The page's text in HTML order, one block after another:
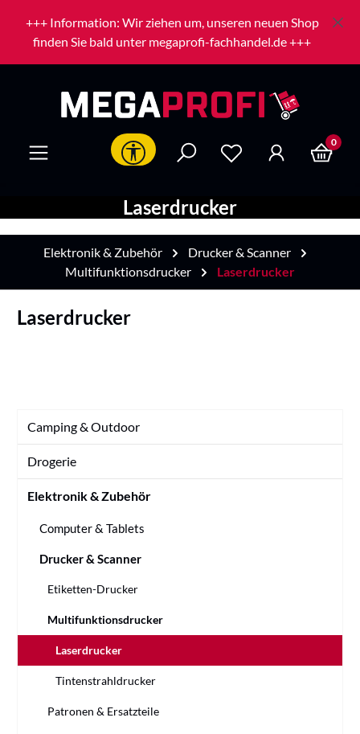
Zum Hauptinhalt springen
+++ Information: Wir ziehen um, unseren neuen Shop
finden Sie bald unter megaprofi-fachhandel.de +++
Werkzeugleiste anzeigen 0
Laserdrucker
Elektronik & Zubehör
Drucker & Scanner
Multifunktionsdrucker
Laserdrucker
Laserdrucker
Camping & Outdoor
Drogerie
Elektronik & Zubehör
Computer & Tablets
Drucker & Scanner
Etiketten-Drucker
Multifunktionsdrucker
Laserdrucker
Tintenstrahldrucker
Patronen & Ersatzteile